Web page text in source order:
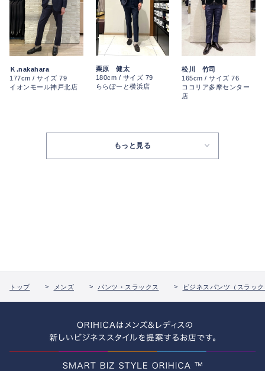
Ｋ.nakahara
177cm / サイズ 79
イオンモール神戸北店
栗原 健太
180cm / サイズ 79
ららぽーと横浜店
松川 竹司
165cm / サイズ 76
ココリア多摩センター
店
もっと見る
トップ メンズ パンツ・スラックス ビジネスパンツ（スラッ